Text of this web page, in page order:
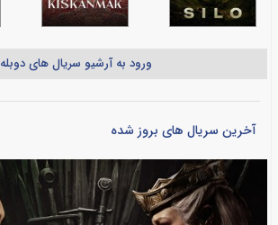
ورود به آرشیو سریال های دوبله
آخرین سریال های بروز شده